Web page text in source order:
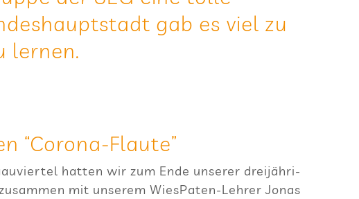
gab es viel zu
lernen.
“Corona-Flaute”
hat­ten wir zum Ende unse­rer drei­jäh­ri­
mit unse­rem Wie­sPa­ten-Leh­rer Jonas